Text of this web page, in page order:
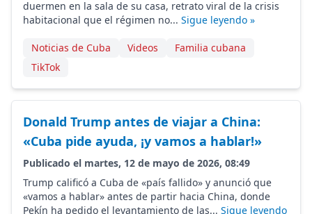
duermen en la sala de su casa, retrato viral de la crisis
habitacional que el régimen no... Sigue leyendo »
Noticias de Cuba Videos
Familia cubana
TikTok
Donald Trump antes de viajar a China:
«Cuba pide ayuda, ¡y vamos a hablar!»
Publicado el martes, 12 de mayo de 2026, 08:49
Trump calificó a Cuba de «país fallido» y anunció que
«vamos a hablar» antes de partir hacia China, donde
Pekín ha pedido el levantamiento de las... Sigue leyendo